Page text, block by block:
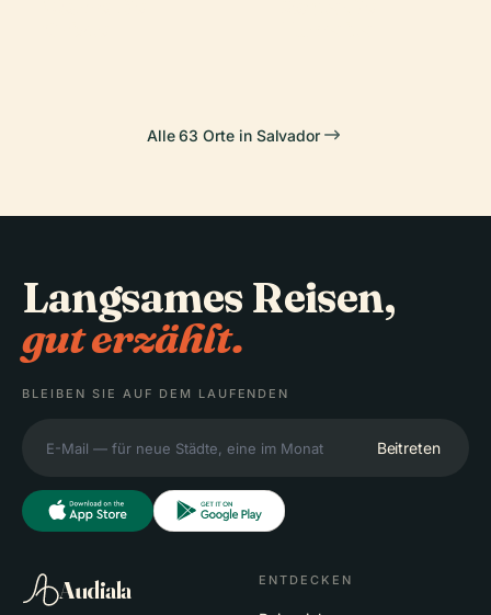
Alle 63 Orte in Salvador
Langsames Reisen,
gut erzählt.
BLEIBEN SIE AUF DEM LAUFENDEN
Beitreten
Audiala ENTDECKEN